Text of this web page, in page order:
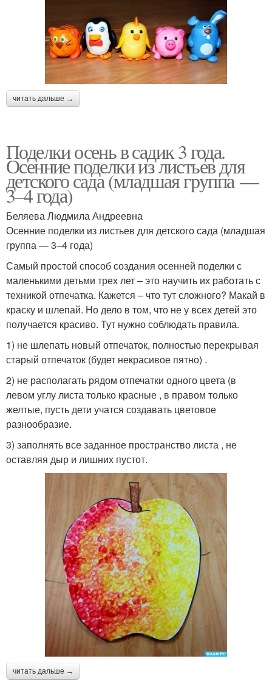
читать дальше →
Поделки осень в садик 3 года.
Осенние поделки из листьев для
детского сада (младшая группа —
3–4 года)
Беляева Людмила Андреевна
Осенние поделки из листьев для детского сада (младшая
группа — 3–4 года)
Самый простой способ создания осенней поделки с
маленькими детьми трех лет – это научить их работать с
техникой отпечатка. Кажется – что тут сложного? Макай в
краску и шлепай. Но дело в том, что не у всех детей это
получается красиво. Тут нужно соблюдать правила.
1) не шлепать новый отпечаток, полностью перекрывая
старый отпечаток (будет некрасивое пятно) .
2) не располагать рядом отпечатки одного цвета (в
левом углу листа только красные , в правом только
желтые, пусть дети учатся создавать цветовое
разнообразие.
3) заполнять все заданное пространство листа , не
оставляя дыр и лишних пустот.
читать дальше →